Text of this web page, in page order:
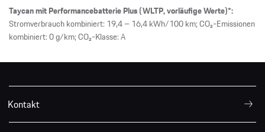
Taycan mit Performancebatterie Plus (WLTP, vorläufige Werte)*:
Stromverbrauch kombiniert: 19,4 – 16,4 kWh/100 km; CO₂-Emissionen
kombiniert: 0 g/km; CO₂-Klasse: A
Kontakt